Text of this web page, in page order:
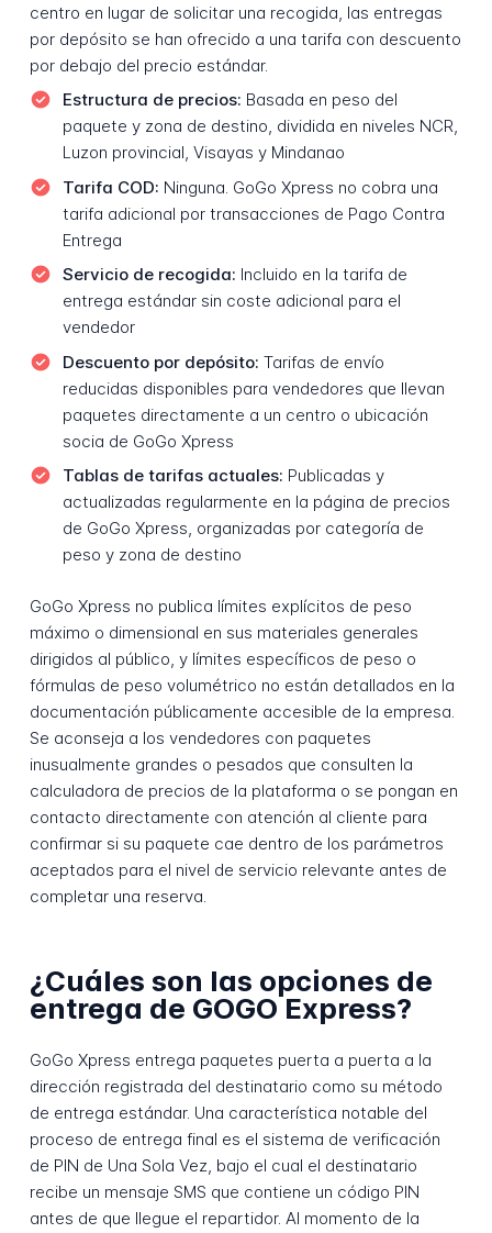
centro en lugar de solicitar una recogida, las entregas
por depósito se han ofrecido a una tarifa con descuento
por debajo del precio estándar.
Estructura de precios: Basada en peso del
paquete y zona de destino, dividida en niveles NCR,
Luzon provincial, Visayas y Mindanao
Tarifa COD: Ninguna. GoGo Xpress no cobra una
tarifa adicional por transacciones de Pago Contra
Entrega
Servicio de recogida: Incluido en la tarifa de
entrega estándar sin coste adicional para el
vendedor
Descuento por depósito: Tarifas de envío
reducidas disponibles para vendedores que llevan
paquetes directamente a un centro o ubicación
socia de GoGo Xpress
Tablas de tarifas actuales: Publicadas y
actualizadas regularmente en la página de precios
de GoGo Xpress, organizadas por categoría de
peso y zona de destino
GoGo Xpress no publica límites explícitos de peso
máximo o dimensional en sus materiales generales
dirigidos al público, y límites específicos de peso o
fórmulas de peso volumétrico no están detallados en la
documentación públicamente accesible de la empresa.
Se aconseja a los vendedores con paquetes
inusualmente grandes o pesados que consulten la
calculadora de precios de la plataforma o se pongan en
contacto directamente con atención al cliente para
confirmar si su paquete cae dentro de los parámetros
aceptados para el nivel de servicio relevante antes de
completar una reserva.
¿Cuáles son las opciones de
entrega de GOGO Express?
GoGo Xpress entrega paquetes puerta a puerta a la
dirección registrada del destinatario como su método
de entrega estándar. Una característica notable del
proceso de entrega final es el sistema de verificación
de PIN de Una Sola Vez, bajo el cual el destinatario
recibe un mensaje SMS que contiene un código PIN
antes de que llegue el repartidor. Al momento de la